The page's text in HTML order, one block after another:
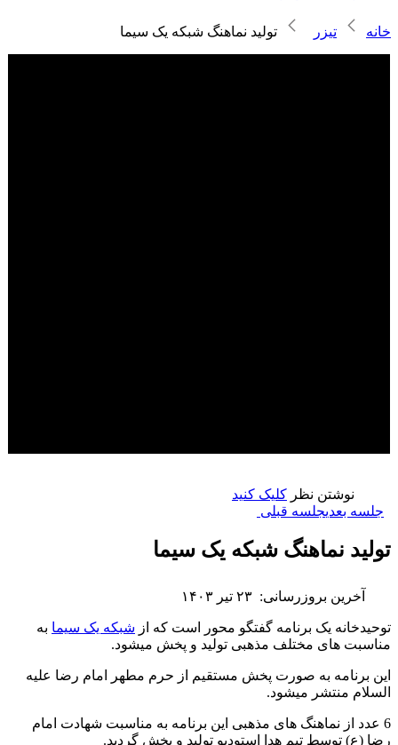
خانه تیزر تولید نماهنگ شبکه یک سیما
نوشتن نظر کلیک کنید
جلسه بعدیجلسه قبلی
تولید نماهنگ شبکه یک سیما
آخرین بروزرسانی: ۲۳ تیر ۱۴۰۳
توحیدخانه یک برنامه گفتگو محور است که از شبکه یک سیما به
مناسبت های مختلف مذهبی تولید و پخش میشود.
این برنامه به صورت پخش مستقیم از حرم مطهر امام رضا علیه
السلام منتشر میشود.
6 عدد از نماهنگ های مذهبی این برنامه به مناسبت شهادت امام
رضا (ع) توسط تیم هدا استودیو تولید و پخش گردید.